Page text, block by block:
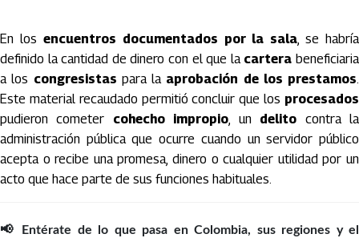
En los encuentros documentados por la sala, se habría
definido la cantidad de dinero con el que la cartera beneficiaria
a los congresistas para la aprobación de los prestamos.
Este material recaudado permitió concluir que los procesados
pudieron cometer cohecho impropio, un delito contra la
administración pública que ocurre cuando un servidor público
acepta o recibe una promesa, dinero o cualquier utilidad por un
acto que hace parte de sus funciones habituales.
📢 Entérate de lo que pasa en Colombia, sus regiones y el